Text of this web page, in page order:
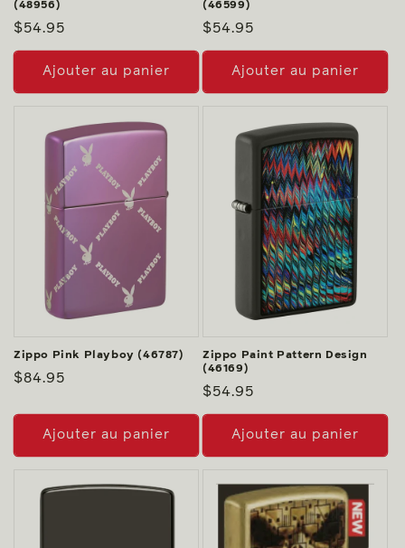
(48956)
Prix
habituel
$54.95
Ajouter au panier
(46599)
Prix
habituel
$54.95
Ajouter au panier
Zippo Pink Playboy (46787)
Prix
$84.95
Ajouter au panier
Zippo Paint Pattern Design
(46169)
Prix
habituel
$54.95
Ajouter au panier